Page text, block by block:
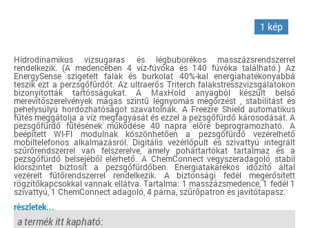
1 kép
Hidrodinamikus vízsugaras és légbuborékos masszázsrendszerrel
rendelkezik. (A medencében 4 víz-fúvóka és 140 fúvóka található.) Az
EnergySense szigetelt falak és burkolat 40%-kal energiahatékonyabbá
teszik ezt a perzsgőfűrdőt. Az ultraerős Triterch falakstresszvizsgálatokon
bizonyították tartósságukat. A MaxHold anyagból készült belső
merevítőszerelvények magas szintű légnyomás megőrzést , stabilitást és
pehelysúlyú hordozhatóságot szavatolnak. A Freezre Shield automatikus
fűtés meggátolja a víz megfagyását és ezzel a pezsgőfürdő károsodását. A
pezsgőfürdő fűtésének működése 40 napra előre beprogramozható. A
beépített WI-FI modulnak köszönhetően a pezsgőfürdő vezérelhető
mobiltelefonos alkalmazásról. Digitális vezérlőpult és szivattyú integrált
szűrőrendszerrel van felszerelve, amely pohártartókat tartalmaz és a
pezsgőfürdő belsejéből elérhető. A ChemConnect vegyszeradagoló stabil
klórszintet biztosít a pezsgőfürdőben. Energiatakarékos időzítő által
vezérelt fűtőrendszerrel rendelkezik. A biztonsági fedél megerősített
rögzítőkapcsokkal vannak ellátva. Tartalma: 1 masszázsmedence, 1 fedél 1
szivattyú, 1 ChemConnect adagoló, 4 párna, szűrőpatron és javítótapasz.
részletek...
a termék itt kapható: